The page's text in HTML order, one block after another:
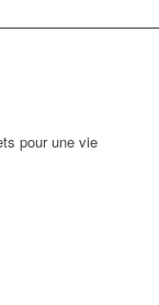
pour une vie